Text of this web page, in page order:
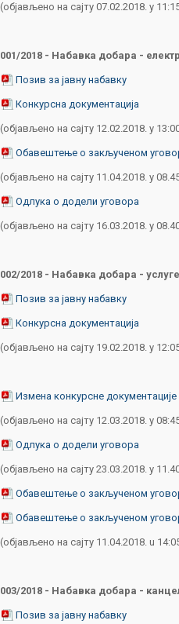
(објављено на сајту 07.02.2018. у
001/2018 - Набавка добара -
Позив за јавну набавку
Конкурсна документација
(објављено на сајту 12.02.2018. у
Обавештење о закљученом
(објављено на сајту 11.04.2018. у
Одлука о додели уговора
(објављено на сајту 16.03.2018. у
002/2018 - Набавка добара -
Позив за јавну набавку
Конкурсна документација
(објављено на сајту 19.02.2018. у
Измена конкурсне документације
(објављено на сајту 12.03.2018. у
Одлука о додели уговора
(објављено на сајту 23.03.2018. у
Обавештење о закљученом
Обавештење о закљученом
(објављено на сајту 11.04.2018. u
003/2018 - Набавка добара -
Позив за јавну набавку